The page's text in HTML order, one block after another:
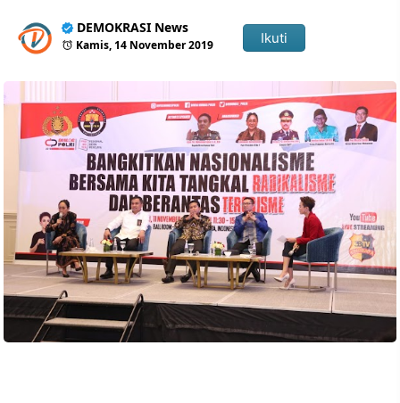
DEMOKRASI News
Kamis, 14 November 2019 Ikuti